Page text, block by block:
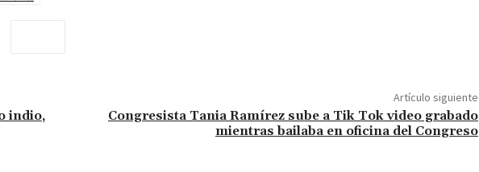
indio,
Artículo siguiente
Congresista Tania Ramírez sube a Tik Tok video grabado
mientras bailaba en oficina del Congreso